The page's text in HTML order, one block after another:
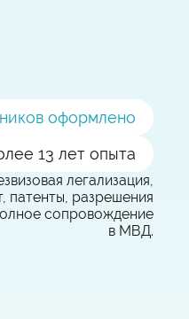
оформлено
13 лет опыта
легализация,
патенты, разрешения
сопровождение
в МВД.